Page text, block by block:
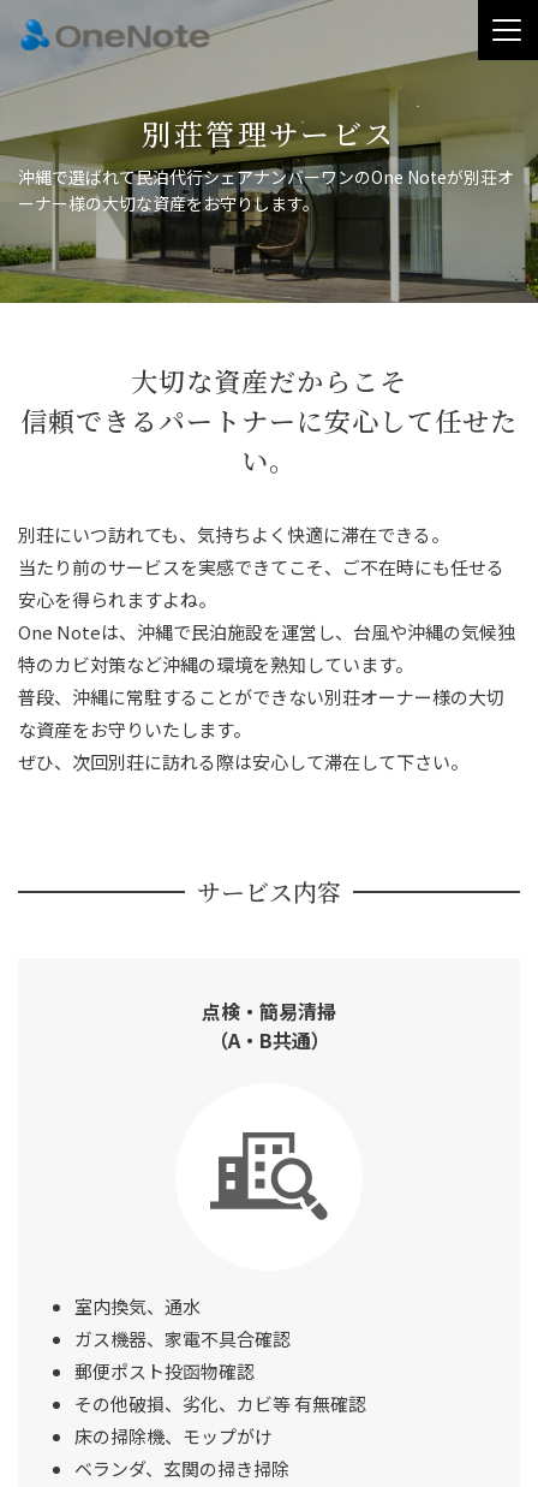
別荘管理サービス
沖縄で選ばれて民泊代行シェアナンバーワンのOne Noteが別荘オ
ーナー様の大切な資産をお守りします。
大切な資産だからこそ
信頼できるパートナーに安心して任せた
い。
別荘にいつ訪れても、気持ちよく快適に滞在できる。
当たり前のサービスを実感できてこそ、ご不在時にも任せる
安心を得られますよね。
One Noteは、沖縄で民泊施設を運営し、台風や沖縄の気候独
特のカビ対策など沖縄の環境を熟知しています。
普段、沖縄に常駐することができない別荘オーナー様の大切
な資産をお守りいたします。
ぜひ、次回別荘に訪れる際は安心して滞在して下さい。
サービス内容
点検・簡易清掃
（A・B共通）
室内換気、通水
ガス機器、家電不具合確認
郵便ポスト投函物確認
その他破損、劣化、カビ等 有無確認
床の掃除機、モップがけ
ベランダ、玄関の掃き掃除